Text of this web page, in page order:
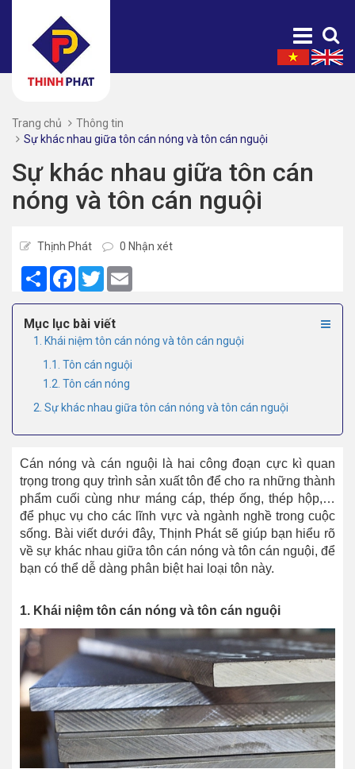
Trang chủ
Thông tin
Sự khác nhau giữa tôn cán nóng và tôn cán nguội
Sự khác nhau giữa tôn cán
nóng và tôn cán nguội
Thịnh Phát 0 Nhận xét
Share Facebook
Twitter
Mục lục bài viết
1. Khái niệm tôn cán nóng và tôn cán nguội
1.1. Tôn cán nguội
1.2. Tôn cán nóng
2. Sự khác nhau giữa tôn cán nóng và tôn cán nguội
Cán nóng và cán nguội là hai công đoạn cực kì quan
trọng trong quy trình sản xuất tôn để cho ra những thành
phẩm cuối cùng như máng cáp, thép ống, thép hộp,…
để phục vụ cho các lĩnh vực và ngành nghề trong cuộc
sống. Bài viết dưới đây, Thịnh Phát sẽ giúp bạn hiểu rõ
về sự khác nhau giữa tôn cán nóng và tôn cán nguội, để
bạn có thể dễ dàng phân biệt hai loại tôn này.
1. Khái niệm tôn cán nóng và tôn cán nguội